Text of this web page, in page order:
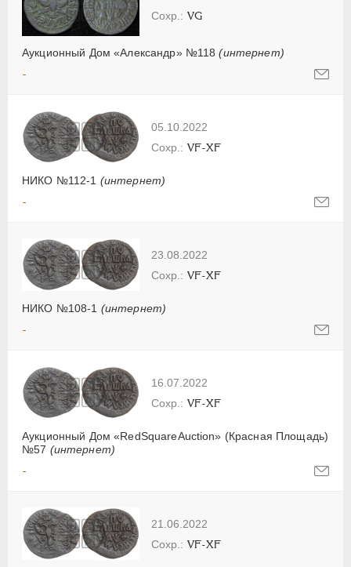
Аукционный Дом «Александр» №118(интернет)
VG
-
05.10.2022
НИКО №112-1 (интернет)
VF-XF
-
23.08.2022
НИКО №108-1 (интернет)
VF-XF
-
16.07.2022
Аукционный Дом «RedSquareAuction» (Красная Площадь)
№57 (интернет)
VF-XF
-
21.06.2022
VF-XF